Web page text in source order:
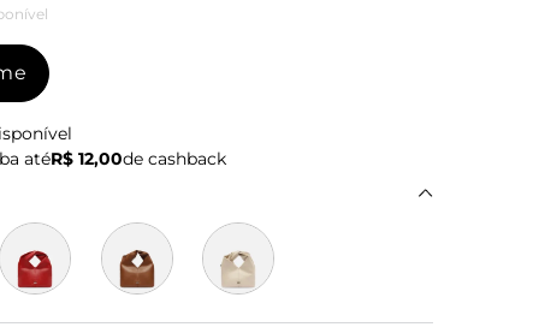
atéR$ 12,00de cashback